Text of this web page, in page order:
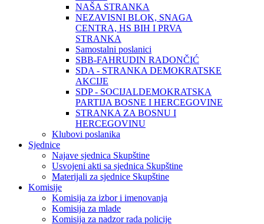
NAŠA STRANKA
NEZAVISNI BLOK, SNAGA
CENTRA, HS BIH I PRVA
STRANKA
Samostalni poslanici
SBB-FAHRUDIN RADONČIĆ
SDA - STRANKA DEMOKRATSKE
AKCIJE
SDP - SOCIJALDEMOKRATSKA
PARTIJA BOSNE I HERCEGOVINE
STRANKA ZA BOSNU I
HERCEGOVINU
Klubovi poslanika
Sjednice
Najave sjednica Skupštine
Usvojeni akti sa sjednica Skupštine
Materijali za sjednice Skupštine
Komisije
Komisija za izbor i imenovanja
Komisija za mlade
Komisija za nadzor rada policije